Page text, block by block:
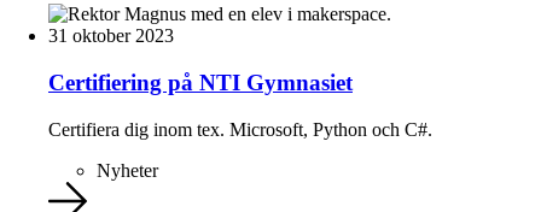
31 oktober 2023
Certifiering på NTI Gymnasiet
Certifiera dig inom tex. Microsoft, Python och C#.
Nyheter